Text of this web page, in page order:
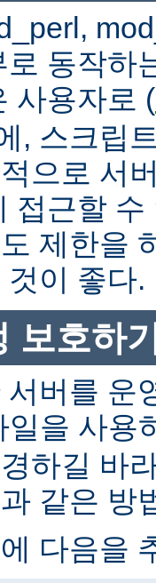
로 동작하
사용자로 (
, 스크립
으로 서
접근할
제한을
이 좋다.
보호하
버를 운
일을 사용
하길 바
같은 방
다음을